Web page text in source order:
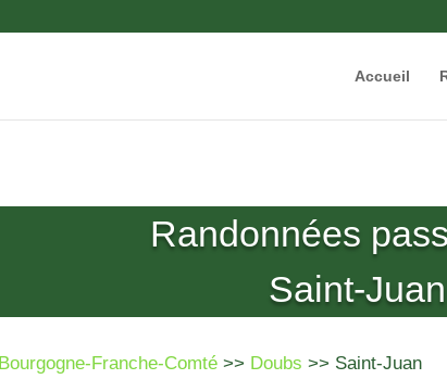
Accueil
Randonnées
Saint-Juan
Bourgogne-Franche-Comté >> Doubs >> Saint-Juan